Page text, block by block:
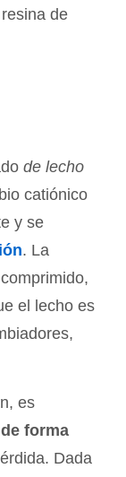
de
de lecho
catiónico
y se
. La
el lecho es
es
forma
Dada